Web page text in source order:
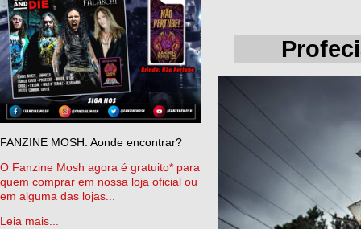
FANZINE MOSH: Aonde encontrar?
O Fanzine Mosh agora é gratuito* para
quem comprar em nossa loja oficial ou
em alguma das lojas...
Leia mais...